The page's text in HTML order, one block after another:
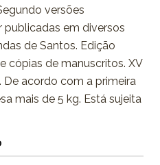
versões
em diversos
de Santos. Edição
cópias de manuscritos. XV
De acordo com a primeira
mais de 5 kg. Está sujeita